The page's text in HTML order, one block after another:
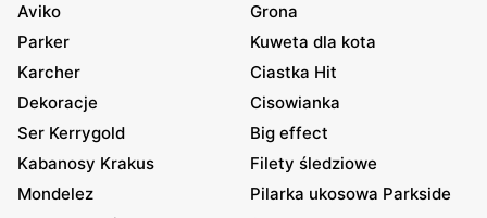
Aviko
Grona
Parker
Kuweta dla kota
Karcher
Ciastka Hit
Dekoracje
Cisowianka
Ser Kerrygold
Big effect
Kabanosy Krakus
Filety śledziowe
Mondelez
Pilarka ukosowa Parkside